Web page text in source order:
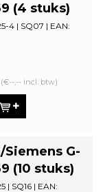
(4 stuks)
4 | SQ07 | EAN:
(€--,-- incl. btw)
Siemens G-
(10 stuks)
SQ16 | EAN: